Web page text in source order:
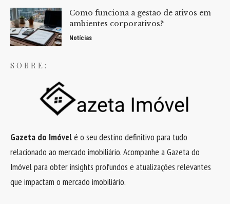
Como funciona a gestão de ativos em
ambientes corporativos?
Notícias
SOBRE:
Gazeta do Imóvelé o seu destino definitivo para tudo
relacionado ao mercado imobiliário. Acompanhe a Gazeta do
Imóvel para obter insights profundos e atualizações relevantes
que impactam o mercado imobiliário.